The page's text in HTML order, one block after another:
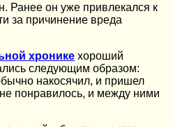
Ранее он уже привлекался к
за причинение вреда
хронике хороший
следующим образом:
накосячил, и пришел
понравилось, и между ними